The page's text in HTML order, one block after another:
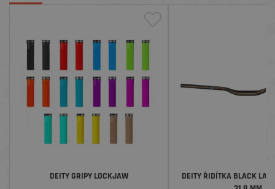
DEITY GRIPY LOCKJAW
DEITY ŘIDÍTKA BLACK